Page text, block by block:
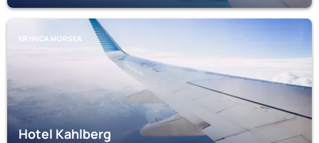
KRYNICA MORSKA
Hotel Kahlberg